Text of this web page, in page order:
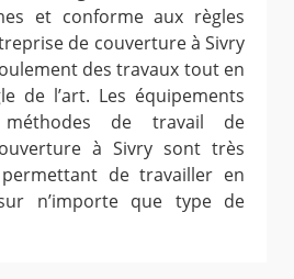
et conforme aux règles
de couverture à Sivry
des travaux tout en
de l’art. Les équipements
de travail de
à Sivry sont très
de travailler en
n’importe que type de